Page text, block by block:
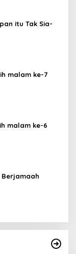
itu Tak Sia-
malam ke-7
malam ke-6